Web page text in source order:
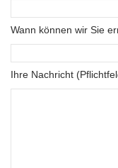
Wann können wir Sie
Ihre Nachricht